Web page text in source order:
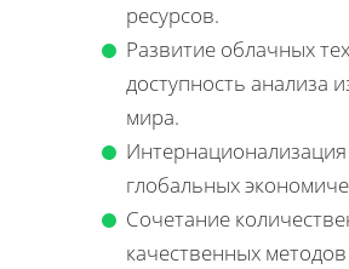
ресурсов.
Развитие облачных
доступность анализа
мира.
Интернационализация
глобальных
Сочетание
качественных